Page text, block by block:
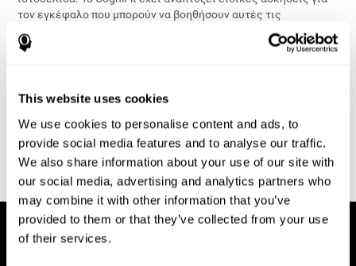
This website uses cookies
We use cookies to personalise content and ads, to
provide social media features and to analyse our traffic.
We also share information about your use of our site with
our social media, advertising and analytics partners who
may combine it with other information that you’ve
provided to them or that they’ve collected from your use
of their services.
τον εγκέφαλο που μπορούν να βοηθήσουν αυτές τις
μεγάλο βαθμό το ποιοι είμαστε και τι μπορούμε να κάνουμε.
έχουμε μία καλή και ισχυρή νοητική υγεία.
Ξεκίνα τη νοητική σου αξιολόγηση και την εγκεφαλική